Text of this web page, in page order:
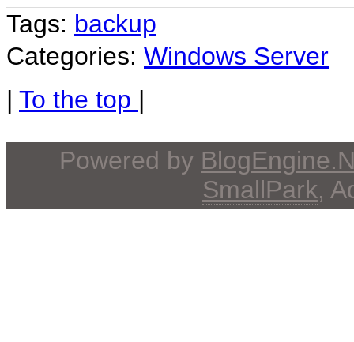
Tags: backup
Categories: Windows Server
| To the top |
Powered by
SmallPark,